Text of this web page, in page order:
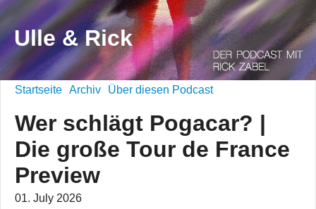
Ulle & Rick
Startseite Archiv Über diesen Podcast
Wer schlägt Pogacar? |
Die große Tour de France
Preview
01. July 2026